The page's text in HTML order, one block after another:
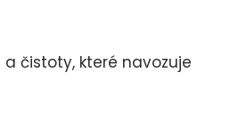
čistoty, které navozuje